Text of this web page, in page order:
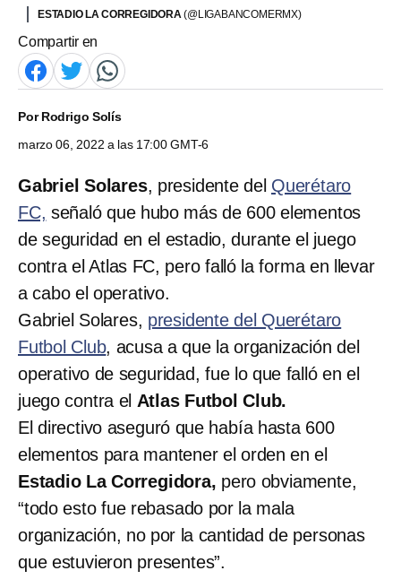
ESTADIO LA CORREGIDORA(@LIGABANCOMERMX)
Compartir en
PorRodrigo Solís
marzo 06, 2022 a las 17:00 GMT-6
Gabriel Solares, presidente del Querétaro
FC, señaló que hubo más de 600 elementos
de seguridad en el estadio, durante el juego
contra el Atlas FC, pero falló la forma en llevar
a cabo el operativo.
Gabriel Solares, presidente del Querétaro
Futbol Club, acusa a que la organización del
operativo de seguridad, fue lo que falló en el
juego contra el Atlas Futbol Club.
El directivo aseguró que había hasta 600
elementos para mantener el orden en el
Estadio La Corregidora, pero obviamente,
“todo esto fue rebasado por la mala
organización, no por la cantidad de personas
que estuvieron presentes”.